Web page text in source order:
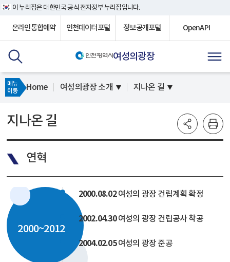
이 누리집은 대한민국 공식 전자정부 누리집입니다.
온라인통합예약 인천데이터포털 정보공개포털 OpenAPI
여성의광장
메뉴
이동
Home 여성의광장 소개 지나온 길
지나온 길
연혁
2000~2012
2000.08.02여성의 광장 건립계획 확정
2002.04.30여성의 광장 건립공사 착공
2004.02.05여성의 광장 준공